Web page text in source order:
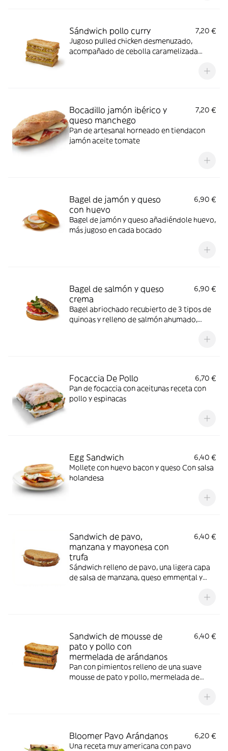
Sándwich pollo curry
7,20 €
Jugoso pulled chicken desmenuzado,
acompañado de cebolla caramelizada
Bocadillo jamón ibérico y
queso manchego
7,20 €
Pan de artesanal horneado en tiendacon
jamón aceite tomate
Bagel de jamón y queso
con huevo
6,90 €
Bagel de jamón y queso añadiéndole huevo,
más jugoso en cada bocado
Bagel de salmón y queso
crema
6,90 €
Bagel abriochado recubierto de 3 tipos de
quinoas y relleno de salmón ahumado,
tomate. Coronado con cebolla encurtida
Focaccia De Pollo
6,70 €
Pan de focaccia con aceitunas receta con
pollo y espinacas
Egg Sandwich
6,40 €
Mollete con huevo bacon y queso Con salsa
holandesa
Sandwich de pavo,
manzana y mayonesa con
trufa
6,40 €
Sándwich relleno de pavo, una ligera capa
de salsa de manzana, queso emmental y
Sandwich de mousse de
pato y pollo con
mermelada de arándanos
6,40 €
Pan con pimientos relleno de una suave
mousse de pato y pollo, mermelada de
Bloomer Pavo Arándanos
6,20 €
Una receta muy americana con pavo